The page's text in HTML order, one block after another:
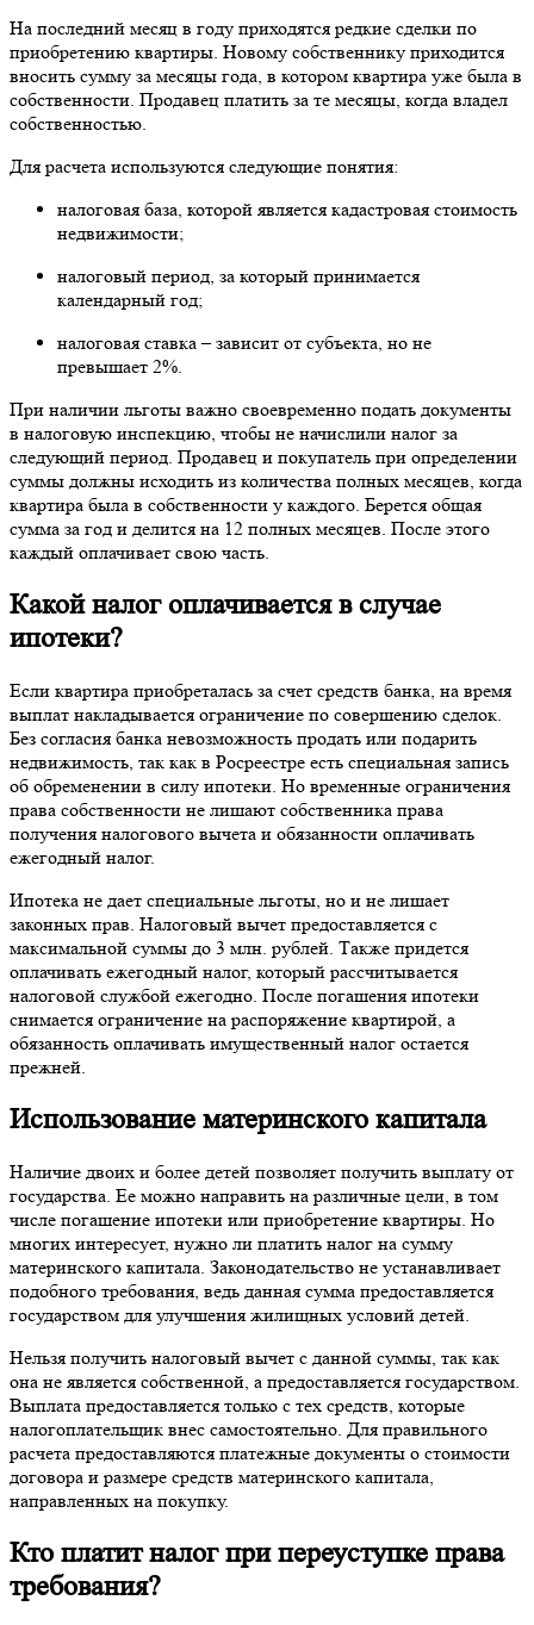
На последний месяц в году приходятся редкие сделки по
приобретению квартиры. Новому собственнику приходится
вносить сумму за месяцы года, в котором квартира уже была в
собственности. Продавец платить за те месяцы, когда владел
собственностью.
Для расчета используются следующие понятия:
налоговая база, которой является кадастровая стоимость
недвижимости;
налоговый период, за который принимается
календарный год;
налоговая ставка – зависит от субъекта, но не
превышает 2%.
При наличии льготы важно своевременно подать документы
в налоговую инспекцию, чтобы не начислили налог за
следующий период. Продавец и покупатель при определении
суммы должны исходить из количества полных месяцев, когда
квартира была в собственности у каждого. Берется общая
сумма за год и делится на 12 полных месяцев. После этого
каждый оплачивает свою часть.
Какой налог оплачивается в случае
ипотеки?
Если квартира приобреталась за счет средств банка, на время
выплат накладывается ограничение по совершению сделок.
Без согласия банка невозможность продать или подарить
недвижимость, так как в Росреестре есть специальная запись
об обременении в силу ипотеки. Но временные ограничения
права собственности не лишают собственника права
получения налогового вычета и обязанности оплачивать
ежегодный налог.
Ипотека не дает специальные льготы, но и не лишает
законных прав. Налоговый вычет предоставляется с
максимальной суммы до 3 млн. рублей. Также придется
оплачивать ежегодный налог, который рассчитывается
налоговой службой ежегодно. После погашения ипотеки
снимается ограничение на распоряжение квартирой, а
обязанность оплачивать имущественный налог остается
прежней.
Использование материнского капитала
Наличие двоих и более детей позволяет получить выплату от
государства. Ее можно направить на различные цели, в том
числе погашение ипотеки или приобретение квартиры. Но
многих интересует, нужно ли платить налог на сумму
материнского капитала. Законодательство не устанавливает
подобного требования, ведь данная сумма предоставляется
государством для улучшения жилищных условий детей.
Нельзя получить налоговый вычет с данной суммы, так как
она не является собственной, а предоставляется государством.
Выплата предоставляется только с тех средств, которые
налогоплательщик внес самостоятельно. Для правильного
расчета предоставляются платежные документы о стоимости
договора и размере средств материнского капитала,
направленных на покупку.
Кто платит налог при переуступке права
требования?